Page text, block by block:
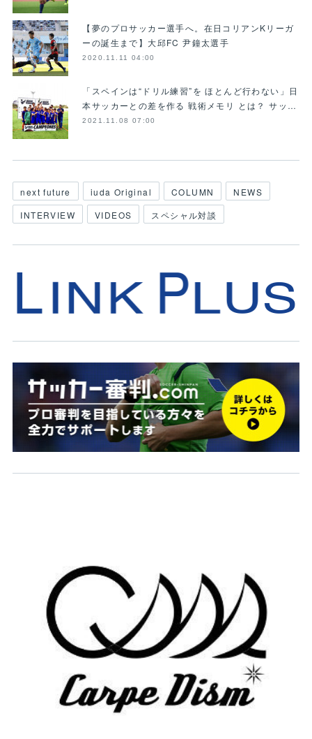
【夢のプロサッカー選手へ。在日コリアンKリーガ
ーの誕生まで】大邱FC 尹鐘太選手
2020.11.11 04:00
「スペインは“ドリル練習”を ほとんど行わない」日
本サッカーとの差を作る 戦術メモリ とは？ サッ…
2021.11.08 07:00
next future iuda Original COLUMN
NEWS
INTERVIEW
VIDEOS スペシャル対談